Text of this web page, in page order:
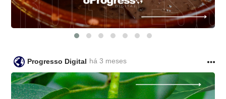
Progresso Digital há 3 meses